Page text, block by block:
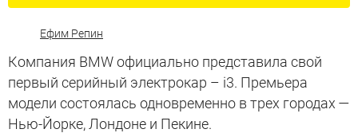
Ефим Репин
Компания BMW официально представила свой
первый серийный электрокар – i3. Премьера
модели состоялась одновременно в трех городах —
Нью-Йорке, Лондоне и Пекине.